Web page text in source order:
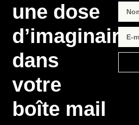
une dose
d’imaginaire
dans
votre
boîte mail